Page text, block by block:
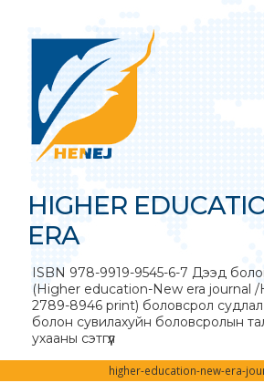
HIGHER
ERA
ISBN 978-9919-9545-6-7 Дээд
(Higher education-New era journal /
2789-8946 print) боловсрол
болон сувилахуйн боловсролын
ухааны сэтгүүл
higher-education-new-era-